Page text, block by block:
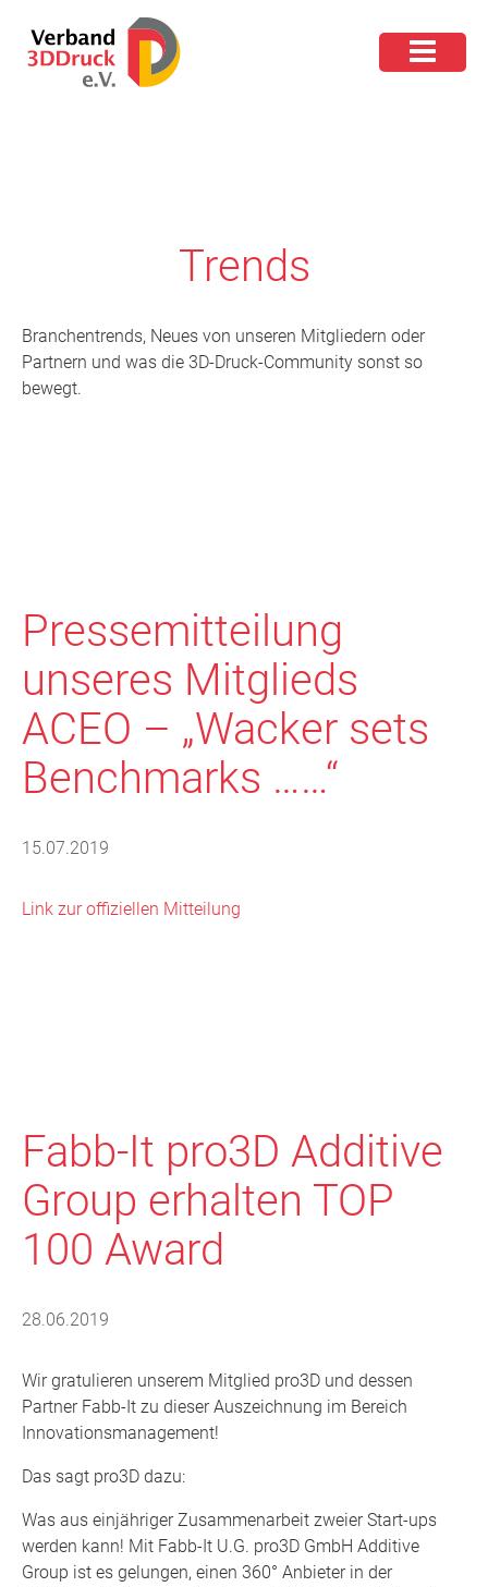
Trends
Branchentrends, Neues von unseren Mitgliedern oder
Partnern und was die 3D-Druck-Community sonst so
bewegt.
Pressemitteilung
unseres Mitglieds
ACEO – „Wacker sets
Benchmarks ……“
15.07.2019
Link zur offiziellen Mitteilung
Fabb-It pro3D Additive
Group erhalten TOP
100 Award
28.06.2019
Wir gratulieren unserem Mitglied pro3D und dessen
Partner Fabb-It zu dieser Auszeichnung im Bereich
Innovationsmanagement!
Das sagt pro3D dazu:
Was aus einjähriger Zusammenarbeit zweier Start-ups
werden kann! Mit Fabb-It U.G. pro3D GmbH Additive
Group ist es gelungen, einen 360° Anbieter in der